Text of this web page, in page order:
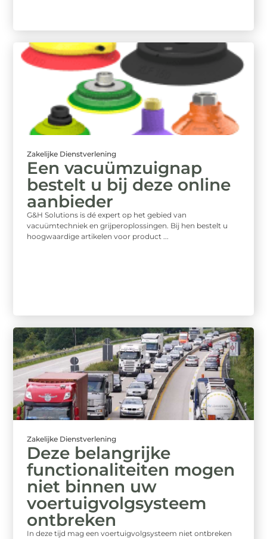
Zakelijke Dienstverlening
Een vacuümzuignap
bestelt u bij deze online
aanbieder
G&H Solutions is dé expert op het gebied van
vacuümtechniek en grijperoplossingen. Bij hen bestelt u
hoogwaardige artikelen voor product ...
Zakelijke Dienstverlening
Deze belangrijke
functionaliteiten mogen
niet binnen uw
voertuigvolgsysteem
ontbreken
In deze tijd mag een voertuigvolgsysteem niet ontbreken